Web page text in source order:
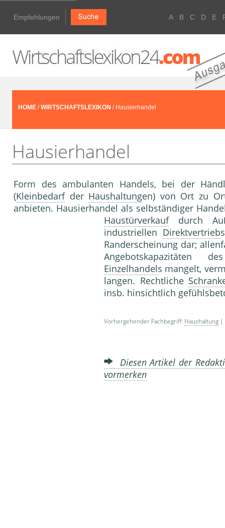
Empfehlungen A B C D E
HOME /WIRTSCHAFTSLEXIKON / Hausierhandel
Hausierhandel
Form des ambulanten Handels, bei der
(Kleinbedarfder Haushaltungen) von Ort zu
anbieten. Hausierhandel als selbständi­ger
Haustürverkaufdurch
industriel­len Direktvertrieb
Randerscheinung dar;
Angebotskapazitäten
Einzelhandels mangelt,
langen. Rechtliche
insb. hinsichtlich
Vorhergehender Fachbegriff: Haushaltung |
Diesen Artikel der
vormerken